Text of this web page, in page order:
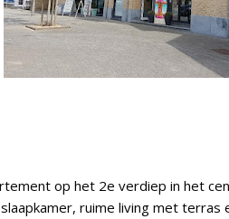
op het 2e verdiep in het
ruime living met